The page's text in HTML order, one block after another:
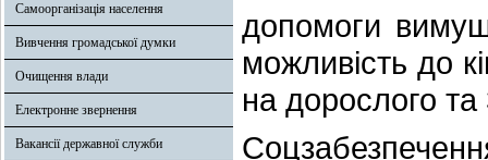
Самоорганізація населення
Вивчення громадської думки
Очищення влади
Електронне звернення
Вакансії державної служби
допомоги
можливість до
на дорослого